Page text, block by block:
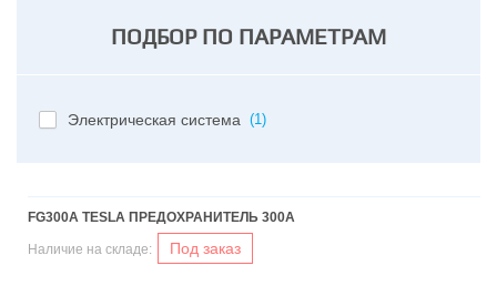
ПОДБОР ПО ПАРАМЕТРАМ
Электрическая система (1)
FG300A TESLA ПРЕДОХРАНИТЕЛЬ 300A
Наличие на складе: Под заказ